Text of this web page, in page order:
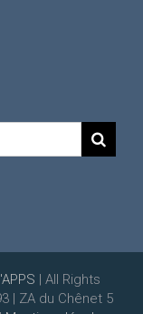
| All Rights
| ZA du Chênet 5